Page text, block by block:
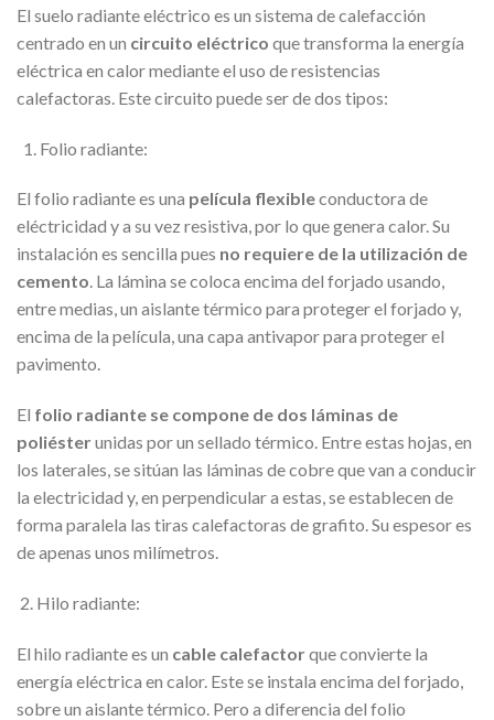
El suelo radiante eléctrico es un sistema de calefacción
centrado en un circuito eléctrico que transforma la energía
eléctrica en calor mediante el uso de resistencias
calefactoras. Este circuito puede ser de dos tipos:
Folio radiante:
El folio radiante es una película flexibleconductora de
eléctricidad y a su vez resistiva, por lo que genera calor. Su
instalación es sencilla pues no requiere de la utilización de
cemento. La lámina se coloca encima del forjado usando,
entre medias, un aislante térmico para proteger el forjado y,
encima de la película, una capa antivapor para proteger el
pavimento.
El folio radiante se compone de dos láminas de
poliésterunidas por un sellado térmico. Entre estas hojas, en
los laterales, se sitúan las láminas de cobre que van a conducir
la electricidad y, en perpendicular a estas, se establecen de
forma paralela las tiras calefactoras de grafito. Su espesor es
de apenas unos milímetros.
2. Hilo radiante:
El hilo radiante es un cable calefactorque convierte la
energía eléctrica en calor. Este se instala encima del forjado,
sobre un aislante térmico. Pero a diferencia del folio